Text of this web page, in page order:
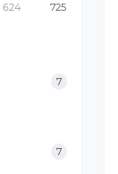
624 725
7
7